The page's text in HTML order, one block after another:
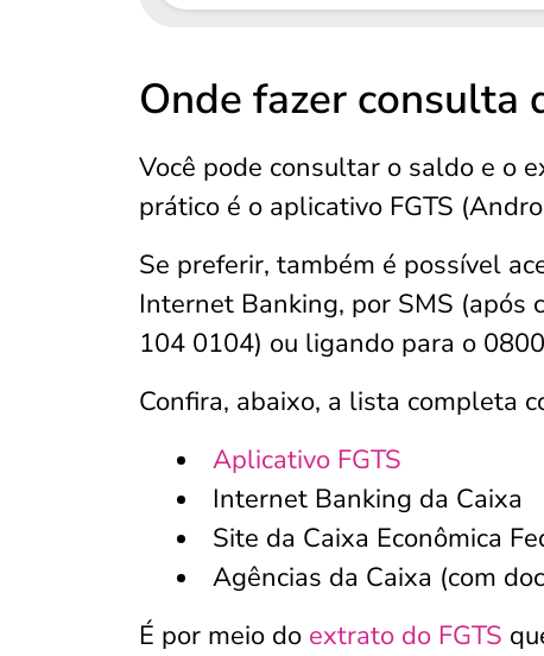
Onde fazer consulta
Você pode consultar o saldo e o
prático é o aplicativo FGTS
Se preferir, também é possível
Internet Banking, por SMS
104 0104) ou ligando para o
Confira, abaixo, a lista completa
Aplicativo FGTS
Internet Banking da Caixa
Site da Caixa Econômica
Agências da Caixa (com
É por meio do extrato do FGTS